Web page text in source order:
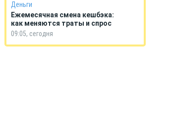
Деньги
Ежемесячная смена кешбэка:
как меняются траты и спрос
09:05, сегодня